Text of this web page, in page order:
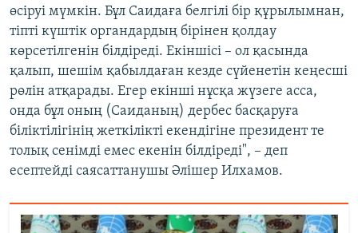
өсіруі мүмкін. Бұл Саидаға белгілі бір құрылымнан,
тіпті күштік органдардың бірінен қолдау
көрсетілгенін білдіреді. Екіншісі – ол қасында
қалып, шешім қабылдаған кезде сүйенетін кеңесші
рөлін атқарады. Егер екінші нұсқа жүзеге асса,
онда бұл оның (Саиданың) дербес басқаруға
біліктілігінің жеткілікті екендігіне президент те
толық сенімді емес екенін білдіреді", – деп
есептейді саясаттанушы Әлішер Илхамов.